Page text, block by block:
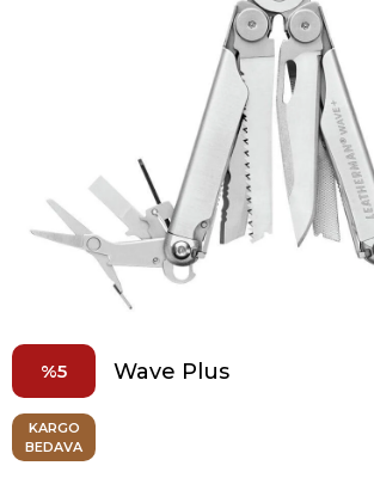
5 Wave Plus
KARGO
BEDAVA